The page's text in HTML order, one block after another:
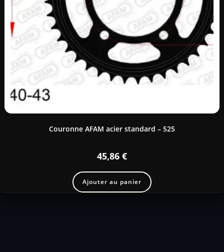
Couronne AFAM acier standard – 525
45,86 €
Ajouter au panier